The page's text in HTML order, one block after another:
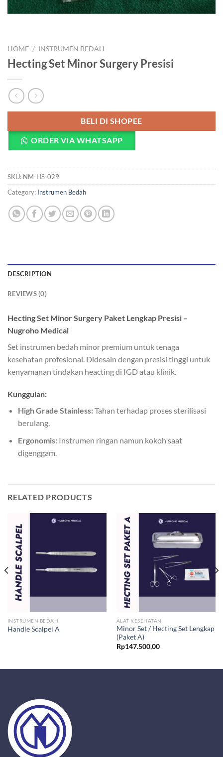
HOME / INSTRUMEN BEDAH
Hecting Set Minor Surgery Presisi
BELI DI SHOPEE
ORDER VIA WHATSAPP
SKU: NM-HS-029
Category: Instrumen Bedah
DESCRIPTION
REVIEWS (0)
Hecting Set Minor Surgery Paket Lengkap Presisi –
Nugroho Medical
Set instrumen bedah minor premium untuk tenaga
kesehatan profesional. Didesain dengan presisi tinggi untuk
kenyamanan tindakan heacting di IGD atau klinik.
Kunggulan:
High Grade Stainless:Tahan terhadap proses sterilisasi
berulang.
Ergonomis:Instrumen ringan namun kokoh saat
digenggam.
RELATED PRODUCTS
INSTRUMEN BEDAH
Handle Scalpel A
ALAT KESEHATAN
Minor Set / Hecting Set Lengkap
(Paket A)
Rp147.500,00